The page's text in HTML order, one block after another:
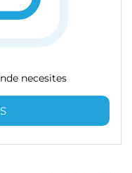
necesites